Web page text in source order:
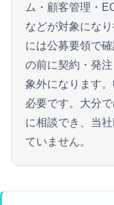
ム・顧客管理・
などが対象にな
には公募要領で
の前に契約・発
象外になります
必要です。大分
に相談でき、当
ていません。